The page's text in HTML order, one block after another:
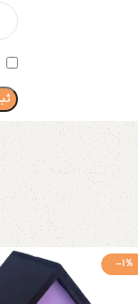
-1%